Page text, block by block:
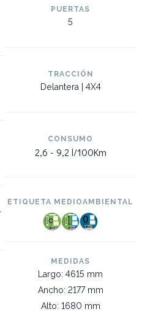
PUERTAS
5
TRACCIÓN
Delantera | 4X4
CONSUMO
2,6 - 9,2 l/100Km
ETIQUETA MEDIOAMBIENTAL
MEDIDAS
Largo: 4615 mm
Ancho: 2177 mm
Alto: 1680 mm